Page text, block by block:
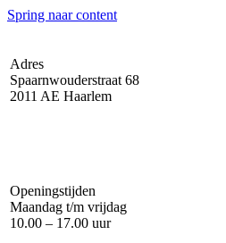
Spring naar content
Adres
Spaarnwouderstraat 68
2011 AE Haarlem
Openingstijden
Maandag t/m vrijdag
10.00 – 17.00 uur